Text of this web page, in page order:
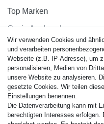
Top Marken
Casio Armband
Festina Armband
Citizen Armband
M. Lacroix Armband
J. Lemans Armband
Uhrenarmbänder - Alle
Sicherheit
Wir verwenden Cookies und
und verarbeiten
Webseite (z.B. IP-Adresse), um
personalisieren, Medien von
unsere Website zu analysieren.
gesetzte Cookies. Wir teilen
Einstellungen benennen.
Die Datenverarbeitung kann mit
berechtigten Interesses